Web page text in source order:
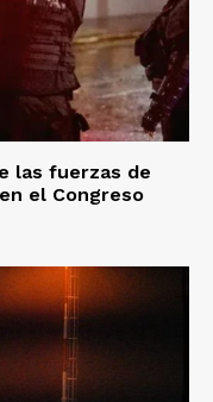
las fuerzas de
el Congreso